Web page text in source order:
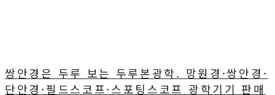
쌍안경은 두루 보는 두루본광학. 망원경·쌍안경·
단안경·필드스코프·스포팅스코프 광학기기 판매